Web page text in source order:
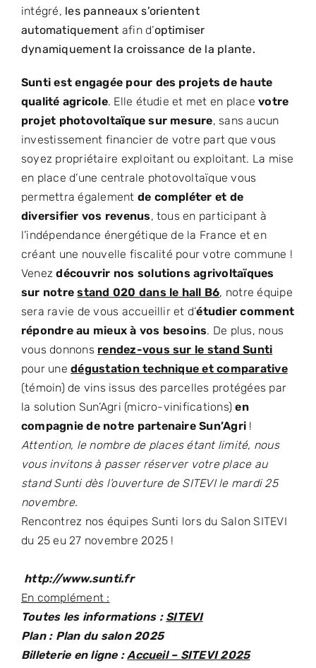
intégré, les panneaux s’orientent
automatiquement afin d’optimiser
dynamiquement la croissance de la plante.
Sunti est engagée pour des projets de haute
qualité agricole. Elle étudie et met en placevotre
projet photovoltaïque sur mesure, sans aucun
investissement financier de votre part que vous
soyez propriétaire exploitant ou exploitant. La mise
en place d’une centrale photovoltaïque vous
permettra également de compléter et de
diversifier vos revenus, tous en participant à
l’indépendance énergétique de la France et en
créant une nouvelle fiscalité pour votre commune !
Venezdécouvrir nos solutions agrivoltaïques
sur notrestand 020 dans le hall B6, notre équipe
sera ravie de vous accueillir et d’étudier comment
répondre au mieux à vos besoins. De plus, nous
vous donnons rendez-vous sur le stand Sunti
pour une dégustation technique et comparative
(témoin) de vins issus des parcelles protégées par
la solution Sun’Agri (micro-vinifications)en
compagnie de notre partenaire Sun’Agri !
Attention, le nombre de places étant limité, nous
vous invitons à passer réserver votre place au
stand Sunti dès l’ouverture de SITEVI le mardi 25
novembre.
Rencontrez nos équipes Sunti lors du Salon SITEVI
du 25 eu 27 novembre 2025 !
http://www.sunti.fr
En complément :
Toutes les informations : SITEVI
Plan : Plan du salon 2025
Billeterie en ligne :Accueil – SITEVI 2025